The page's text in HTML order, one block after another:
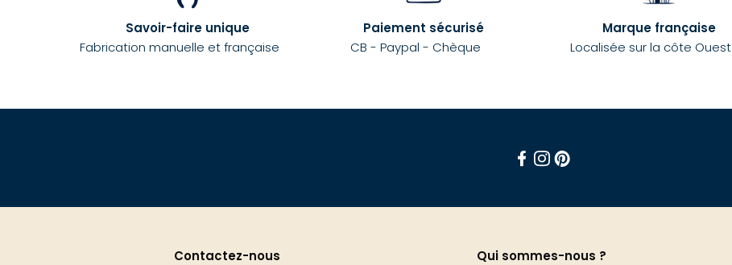
Savoir-faire unique
Fabrication manuelle et française
Paiement sécurisé
CB - Paypal - Chèque
Marque française
Localisée sur la côte Ouest
Contactez-nous
Qui sommes-nous ?